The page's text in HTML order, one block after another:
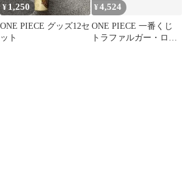
¥1,250
ONE PIECE グッズ12セ
ット
¥4,524
ONE PIECE 一番くじ
トラファルガー・ロー